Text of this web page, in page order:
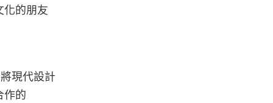
化的朋友
現代設計
作的